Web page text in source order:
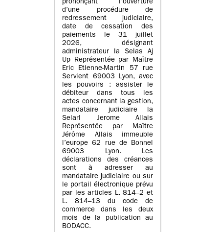
prononçant l’ouverture
d’une procédure de
redressement judiciaire,
date de cessation des
paiements le 31 juillet
2026, désignant
administrateur la Selas Aj
Up Représentée par Maître
Eric Etienne-Martin 57 rue
Servient 69003 Lyon, avec
les pouvoirs : assister le
débiteur dans tous les
actes concernant la gestion,
mandataire judiciaire la
Selarl Jerome Allais
Représentée par Maître
Jérôme Allais immeuble
l’europe 62 rue de Bonnel
69003 Lyon. Les
déclarations des créances
sont à adresser au
mandataire judiciaire ou sur
le portail électronique prévu
par les articles L. 814–2 et
L. 814–13 du code de
commerce dans les deux
mois de la publication au
BODACC.